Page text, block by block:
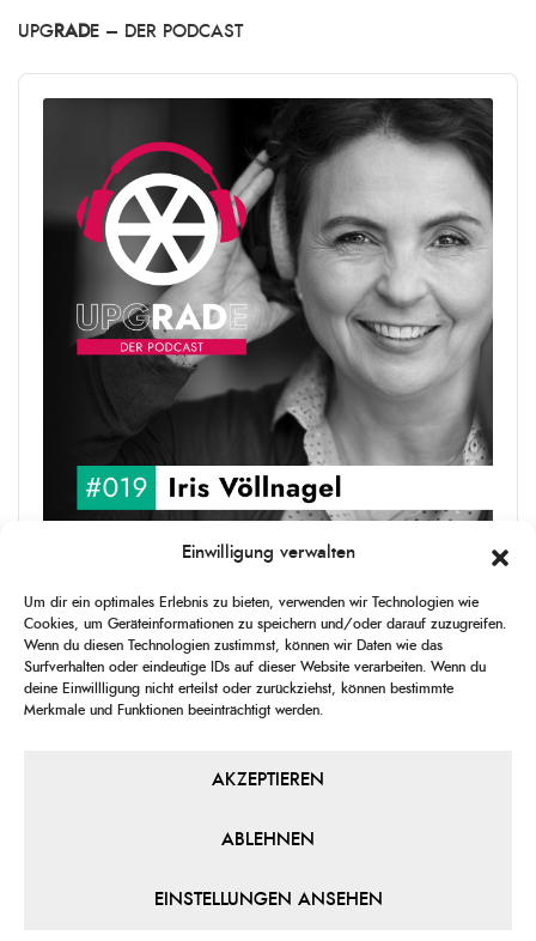
Einwilligung verwalten
Um dir ein optimales Erlebnis zu bieten, verwenden wir Technologien wie
Cookies, um Geräteinformationen zu speichern und/oder darauf zuzugreifen.
Wenn du diesen Technologien zustimmst, können wir Daten wie das
Surfverhalten oder eindeutige IDs auf dieser Website verarbeiten. Wenn du
deine Einwillligung nicht erteilst oder zurückziehst, können bestimmte
Merkmale und Funktionen beeinträchtigt werden.
AKZEPTIEREN
ABLEHNEN
EINSTELLUNGEN ANSEHEN
UPG RADE – DER PODCAST
Audio
Iris Völlnagel hat schon auf unterschiedlichen Kontinenten gelebt
und gearbeitet, spricht mehrere Sprachen und berichtet
leidenschaftlich gerne über das, was sie erlebt – als Journalistin,
[...]
BACKWARD
PAUSE
SHOW
LIST